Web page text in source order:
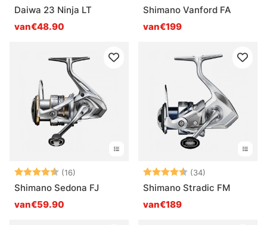
Daiwa 23 Ninja LT
van€48.90
Shimano Vanford FA
van€199
Beoordeling:
(16)
Shimano Sedona FJ
van€59.90
Beoordeling:
(34)
Shimano Stradic FM
van€189